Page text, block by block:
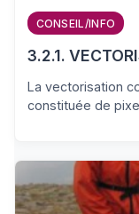
CONSEIL/INFO
3.2.1.
La vectorisation
constituée de